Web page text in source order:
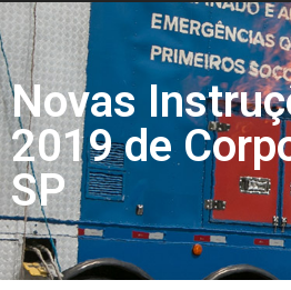
Novas
2019 de
SP